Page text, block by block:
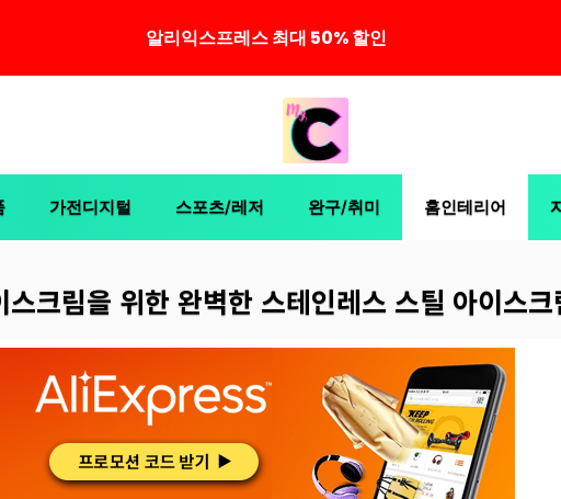
가전디지털 스포츠/레저 완구/취미 홈인테리어
스크림을 위한 완벽한 스테인레스 스틸 아이스
알리익스프레스 최대 50% 할인